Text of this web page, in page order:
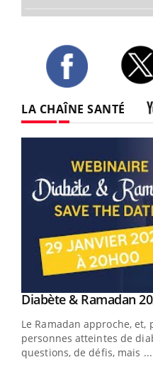
LA CHAÎNE SANTÉ
Youtube
Diabète & Ramadan
Le Ramadan approche, et,
personnes atteintes de
questions, de défis, mais ...